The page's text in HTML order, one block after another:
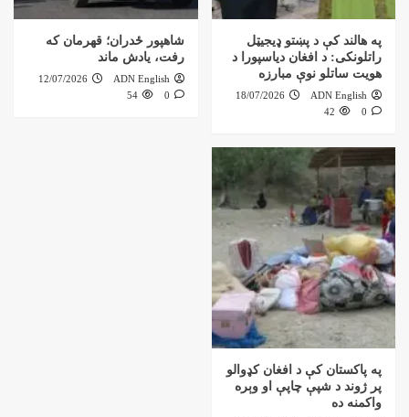
په هالند کې د پښتو ډیجیټل
راتلونکی: د افغان دیاسپورا د
هویت ساتلو نوې مبارزه
ADN English
18/07/2026
0
42
شاهپور ځدران؛ قهرمان که
رفت، یادش ماند
ADN English
12/07/2026
0
54
په پاکستان کې د افغان کډوالو
پر ژوند د شپې چاپې او وېره
واکمنه ده